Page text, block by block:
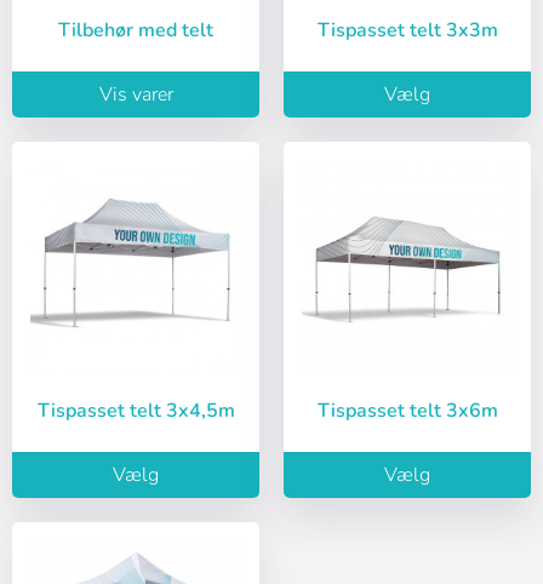
Log ind
Adgangskode:
Español
English
Português
Français
Tilbehør med telt
Vis varer
Tispasset telt 3x3m
Vælg
Tispasset telt 3x4,5m
Vælg
Tispasset telt 3x6m
Vælg
Espere, por favor